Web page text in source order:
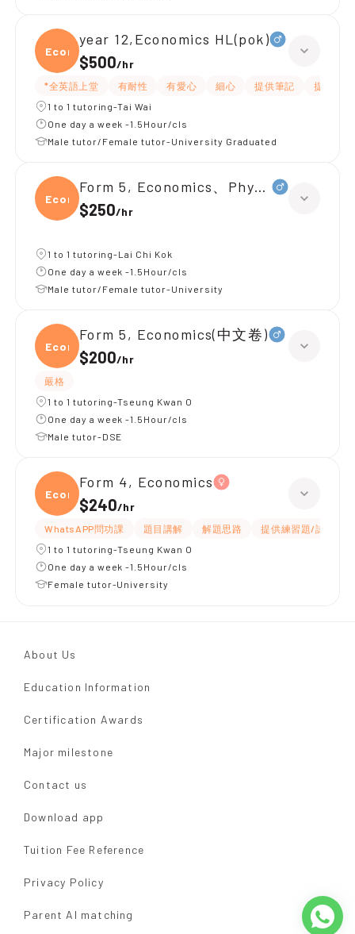
Econo
year 12,Economics HL(pok)
$500/hr
*全英語上堂 有耐性 有愛心 細心 提供筆記
提供練
1 to 1 tutoring-Tai Wai
One day a week -1.5Hour/cls
Male tutor/Female tutor-University Graduated
Econ
Form 5, Economics、Physics
$250/hr
1 to 1 tutoring-Lai Chi Kok
One day a week -1.5Hour/cls
Male tutor/Female tutor-University
Econ
Form 5, Economics(中文卷)
$200/hr
嚴格
1 to 1 tutoring-Tseung Kwan O
One day a week -1.5Hour/cls
Male tutor-DSE
Econ
Form 4, Economics
$240/hr
WhatsAPP問功課 題目講解 解題思路 提供練習題/試題
1 to 1 tutoring-Tseung Kwan O
One day a week -1.5Hour/cls
Female tutor-University
About Us
Education Information
Certification Awards
Major milestone
Contact us
Download app
Tuition Fee Reference
Privacy Policy
Parent AI matching